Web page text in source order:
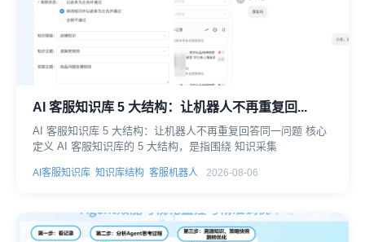
AI 客服知识库 5 大结构：让机器人不再重复回...
AI 客服知识库 5 大结构：让机器人不再重复回答同一问题 核心
定义 AI 客服知识库的 5 大结构，是指围绕 知识采集
AI客服知识库 知识库结构 客服机器人 2026-08-06